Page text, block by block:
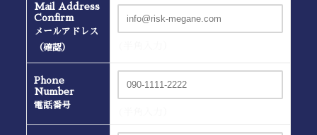
Mail Address
Confirm
メールアドレス
（確認）
Phone
Number
電話番号